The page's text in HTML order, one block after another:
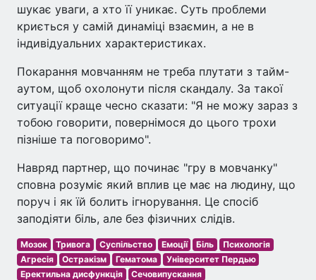
шукає уваги, а хто її уникає. Суть проблеми
криється у самій динаміці взаємин, а не в
індивідуальних характеристиках.
Покарання мовчанням не треба плутати з тайм-
аутом, щоб охолонути після скандалу. За такої
ситуації краще чесно сказати: "Я не можу зараз з
тобою говорити, повернімося до цього трохи
пізніше та поговоримо".
Навряд партнер, що починає "гру в мовчанку"
сповна розуміє який вплив це має на людину, що
поруч і як їй болить ігнорування. Це спосіб
заподіяти біль, але без фізичних слідів.
Мозок Тривога Суспільство Емоції Біль
Психологія
Агресія
Остракізм Гематома
Університет Пердью
Еректильна дисфункція
Сечовипускання